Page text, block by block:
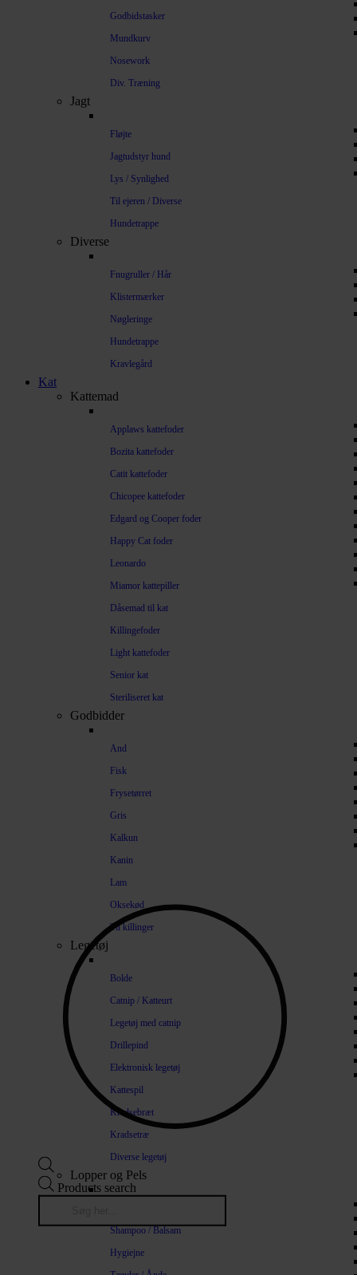
Godbidstasker
Mundkurv
Nosework
Div. Træning
Jagt
Fløjte
Jagtudstyr hund
Lys / Synlighed
Til ejeren / Diverse
Hundetrappe
Diverse
Fnugruller / Hår
Klistermærker
Nøgleringe
Hundetrappe
Kravlegård
Kat
Kattemad
Applaws kattefoder
Bozita kattefoder
Catit kattefoder
Chicopee kattefoder
Edgard og Cooper foder
Happy Cat foder
Leonardo
Miamor kattepiller
Dåsemad til kat
Killingefoder
Light kattefoder
Senior kat
Steriliseret kat
Godbidder
And
Fisk
Frysetørret
Gris
Kalkun
Kanin
Lam
Oksekød
Til killinger
Legetøj
Bolde
Catnip / Katteurt
Legetøj med catnip
Drillepind
Elektronisk legetøj
Kattespil
Kradsebræt
Kradsetræ
Diverse legetøj
Lopper og Pels
Shampoo / Balsam
Hygiejne
Products search